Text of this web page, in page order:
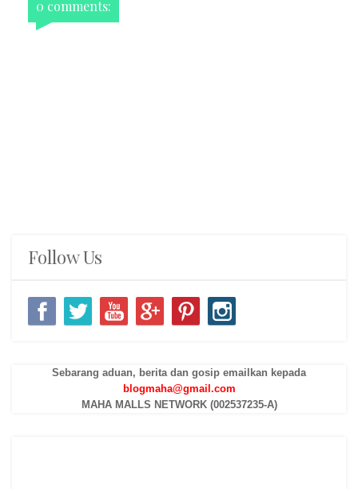
0 comments:
Follow Us
Sebarang aduan, berita dan gosip emailkan kepada
blogmaha@gmail.com
MAHA MALLS NETWORK (002537235-A)